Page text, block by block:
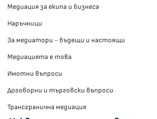
Медиация за екипа и бизнеса
Наръчници
За медиатори - бъдещи и настоящи
Медиацията е това
Имотни въпроси
Договорни и търговски въпроси
Трансгранична медиация